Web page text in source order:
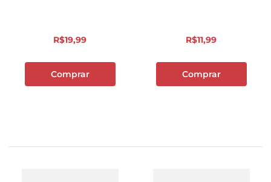
R$19,99
Comprar
R$11,99
Comprar